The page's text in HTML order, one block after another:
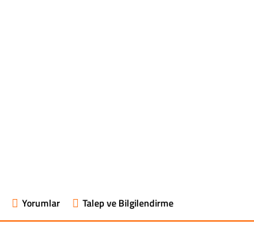
Yorumlar Talep ve Bilgilendirme